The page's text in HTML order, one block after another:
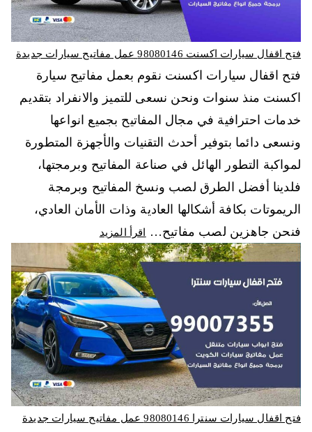
فتح اقفال سيارات اكسنت 98080146‬ عمل مفاتيح سيارات جديدة
فتح اقفال سيارات اكسنت نقوم بعمل مفاتيح سيارة
اكسنت منذ سنوات ونحن نسعى للتميز والانفراد بتقديم
خدمات احترافية في مجال المفاتيح بجميع انواعها
ونسعى دائما بتوفير أحدث التقنيات والأجهزة المتطورة
لمواكبة التطور الهائل في صناعة المفاتيح وبرمجتها،
فلدينا أفضل الطرق لصب ونسخ المفاتيح وبرمجة
الريموتات بكافة أشكالها العادية وذات الأمان العادي،
فنحن جاهزين لصب مفاتيح…
اقرأ المزيد
فتح اقفال سيارات سنترا 98080146‬ عمل مفاتيح سيارات جديدة